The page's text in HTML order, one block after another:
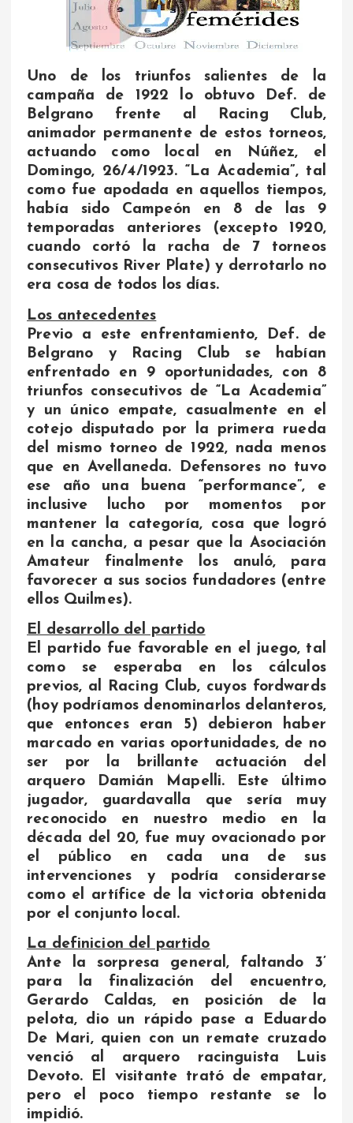
Uno de los triunfos salientes de la
campaña de 1922 lo obtuvo Def. de
Belgrano frente al Racing Club,
animador permanente de estos torneos,
actuando como local en Núñez, el
Domingo, 26/4/1923. “La Academia”, tal
como fue apodada en aquellos tiempos,
había sido Campeón en 8 de las 9
temporadas anteriores (excepto 1920,
cuando cortó la racha de 7 torneos
consecutivos River Plate) y derrotarlo no
era cosa de todos los días.
Los antecedentes
Previo a este enfrentamiento, Def. de
Belgrano y Racing Club se habían
enfrentado en 9 oportunidades, con 8
triunfos consecutivos de “La Academia”
y un único empate, casualmente en el
cotejo disputado por la primera rueda
del mismo torneo de 1922, nada menos
que en Avellaneda. Defensores no tuvo
ese año una buena “performance”, e
inclusive lucho por momentos por
mantener la categoría, cosa que logró
en la cancha, a pesar que la Asociación
Amateur finalmente los anuló, para
favorecer a sus socios fundadores (entre
ellos Quilmes).
El desarrollo del partido
El partido fue favorable en el juego, tal
como se esperaba en los cálculos
previos, al Racing Club, cuyos fordwards
(hoy podríamos denominarlos delanteros,
que entonces eran 5) debieron haber
marcado en varias oportunidades, de no
ser por la brillante actuación del
arquero Damián Mapelli. Este último
jugador, guardavalla que sería muy
reconocido en nuestro medio en la
década del 20, fue muy ovacionado por
el público en cada una de sus
intervenciones y podría considerarse
como el artífice de la victoria obtenida
por el conjunto local.
La definicion del partido
Ante la sorpresa general, faltando 3’
para la finalización del encuentro,
Gerardo Caldas, en posición de la
pelota, dio un rápido pase a Eduardo
De Mari, quien con un remate cruzado
venció al arquero racinguista Luis
Devoto. El visitante trató de empatar,
pero el poco tiempo restante se lo
impidió.